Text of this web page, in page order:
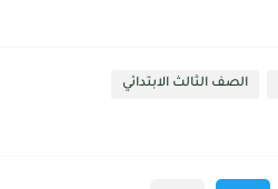
الصف الثالث الابتدائي